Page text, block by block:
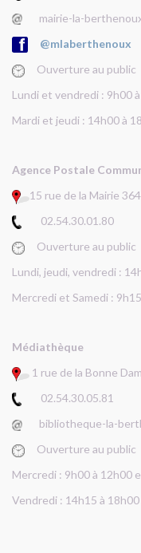
mairie-la-
@mlaberthenoux
Ouverture au public
Lundi et vendredi : 9h00
Mardi et jeudi : 14h00 à
Agence Postale
15 rue de la Mairie
02.54.30.01.80
Ouverture au public
Lundi, jeudi, vendredi :
Mercredi et Samedi :
Médiathèque
1 rue de la Bonne
02.54.30.05.81
bibliotheque-la-
Ouverture au public
Mercredi : 9h00 à 12h00
Vendredi : 14h15 à 18h00